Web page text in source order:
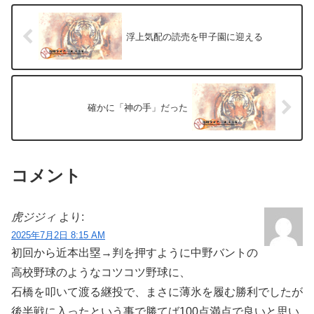
浮上気配の読売を甲子園に迎える
確かに「神の手」だった
コメント
虎ジジィ より:
2025年7月2日 8:15 AM
初回から近本出塁→判を押すように中野バントの
高校野球のようなコツコツ野球に、
石橋を叩いて渡る継投で、まさに薄氷を履む勝利でしたが